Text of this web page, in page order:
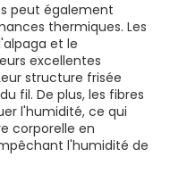
peut également
thermiques. Les
et le
excellentes
structure frisée
fil. De plus, les fibres
l'humidité, ce qui
corporelle en
l'humidité de